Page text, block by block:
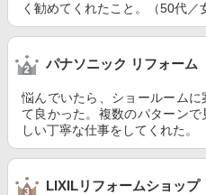
く勧めてくれたこと。（50代／
パナソニック リフォーム
悩んでいたら、ショールーム
て良かった。複数のパターン
しい丁寧な仕事をしてくれた。
LIXILリフォームショップ